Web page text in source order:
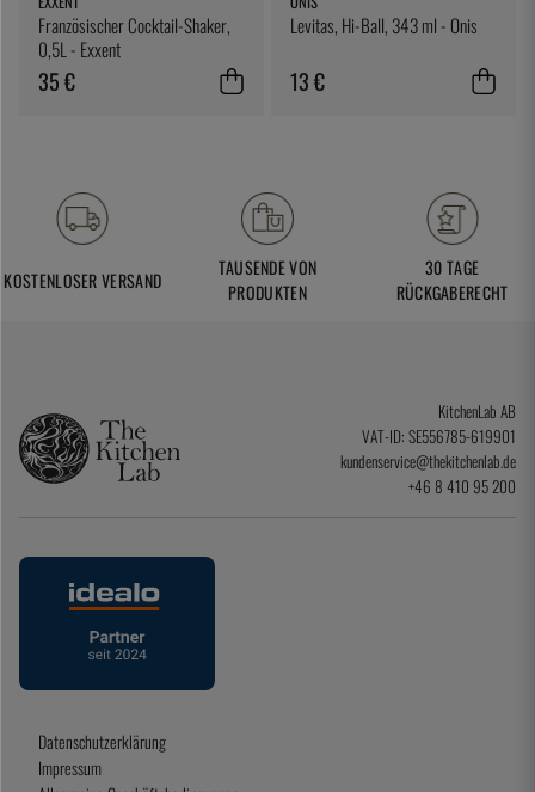
Französischer Cocktail-Shaker,
0,5L - Exxent
35 €
Levitas, Hi-Ball, 343 ml - Onis
13 €
KOSTENLOSER VERSAND
TAUSENDE VON
PRODUKTEN
30 TAGE
RÜCKGABERECHT
KitchenLab AB
VAT-ID: SE556785-619901
kundenservice@thekitchenlab.de
+46 8 410 95 200
Datenschutzerklärung
Impressum